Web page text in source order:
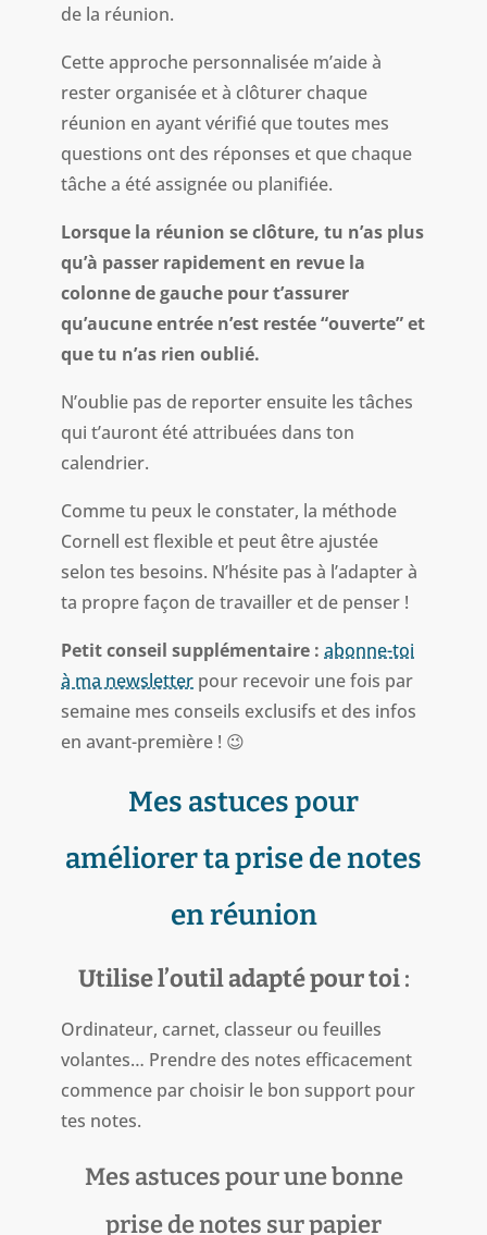
de la réunion.
Cette approche personnalisée m’aide à
rester organisée et à clôturer chaque
réunion en ayant vérifié que toutes mes
questions ont des réponses et que chaque
tâche a été assignée ou planifiée.
Lorsque la réunion se clôture, tu n’as plus
qu’à passer rapidement en revue la
colonne de gauche pour t’assurer
qu’aucune entrée n’est restée “ouverte” et
que tu n’as rien oublié.
N’oublie pas de reporter ensuite les tâches
qui t’auront été attribuées dans ton
calendrier.
Comme tu peux le constater, la méthode
Cornell est flexible et peut être ajustée
selon tes besoins. N’hésite pas à l’adapter à
ta propre façon de travailler et de penser !
Petit conseil supplémentaire : abonne-toi
à ma newsletter pour recevoir une fois par
semaine mes conseils exclusifs et des infos
en avant-première ! 😉
Mes astuces pour
améliorer ta prise de notes
en réunion
Utilise l’outil adapté pour toi:
Ordinateur, carnet, classeur ou feuilles
volantes… Prendre des notes efficacement
commence par choisir le bon support pour
tes notes.
Mes astuces pour une bonne
prise de notes sur papier